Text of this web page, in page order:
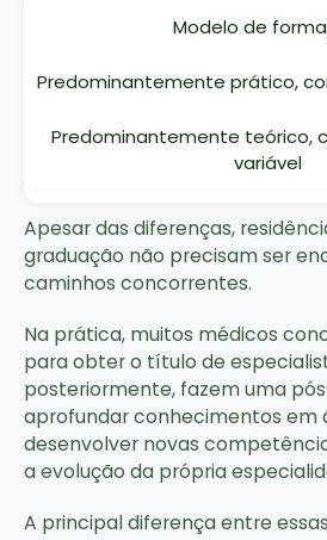
Modelo de
Predominantemente prático,
Predominantemente teórico,
variável
Apesar das diferenças,
graduação não precisam ser
caminhos concorrentes.
Na prática, muitos médicos
para obter o título de
posteriormente, fazem uma
aprofundar conhecimentos em
desenvolver novas
a evolução da própria
A principal diferença entre